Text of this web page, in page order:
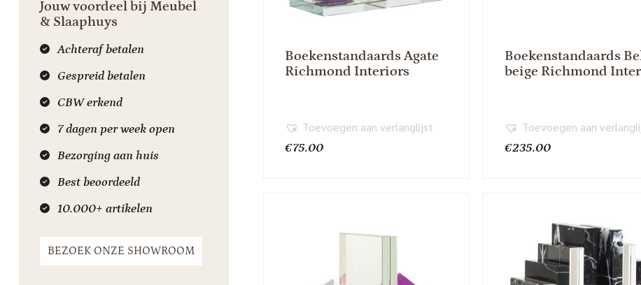
Jouw voordeel bij Meubel
& Slaaphuys
Achteraf betalen
Gespreid betalen
CBW erkend
7 dagen per week open
Bezorging aan huis
Best beoordeeld
10.000+ artikelen
BEZOEK ONZE SHOWROOM
Boekenstandaards Agate
Richmond Interiors
€75.00
Toevoegen aan verlanglijst
Boekenstandaards
beige Richmond
€235.00
Toevoegen aan